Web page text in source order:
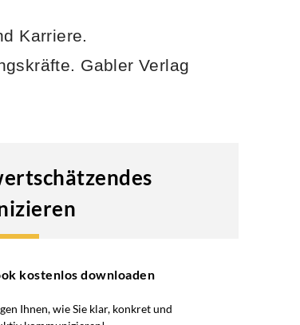
Karriere.
Gabler Verlag